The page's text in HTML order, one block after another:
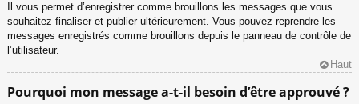
Il vous permet d’enregistrer comme brouillons les messages que vous
souhaitez finaliser et publier ultérieurement. Vous pouvez reprendre les
messages enregistrés comme brouillons depuis le panneau de contrôle de
l’utilisateur.
Haut
Pourquoi mon message a-t-il besoin d’être approuvé ?